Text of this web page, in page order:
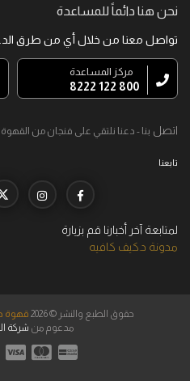
نحن هنا دائماً للمساعدة
تواصل معنا من خلال أي من طرق
مركز المساعدة
800 122 8222
اتصل بنا - دعنا نلتقي على فنجان من القهوة
تابعنا
لمتابعة آخر أخبارنا قم بزيارة
مدونة د.كيف كافيه
حقوق الطبع والنشر © 2026 قهوة
مدعوم من شركة